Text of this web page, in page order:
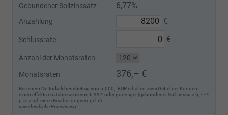
Gebundener Sollzinssatz 6,77%
Anzahlung €
Schlussrate €
Anzahl der Monatsraten
Monatsraten 376,– €
Bei einem Nettodarlehensbetrag von 5.000,- EUR erhalten zwei Drittel der Kunden
einen effektiven Jahreszins von 6,99% oder günstiger (gebundener Sollzinssatz 6,77%
p.a. zzgl. eines Bearbeitungsentgelts).
unverbindliche Berechnung